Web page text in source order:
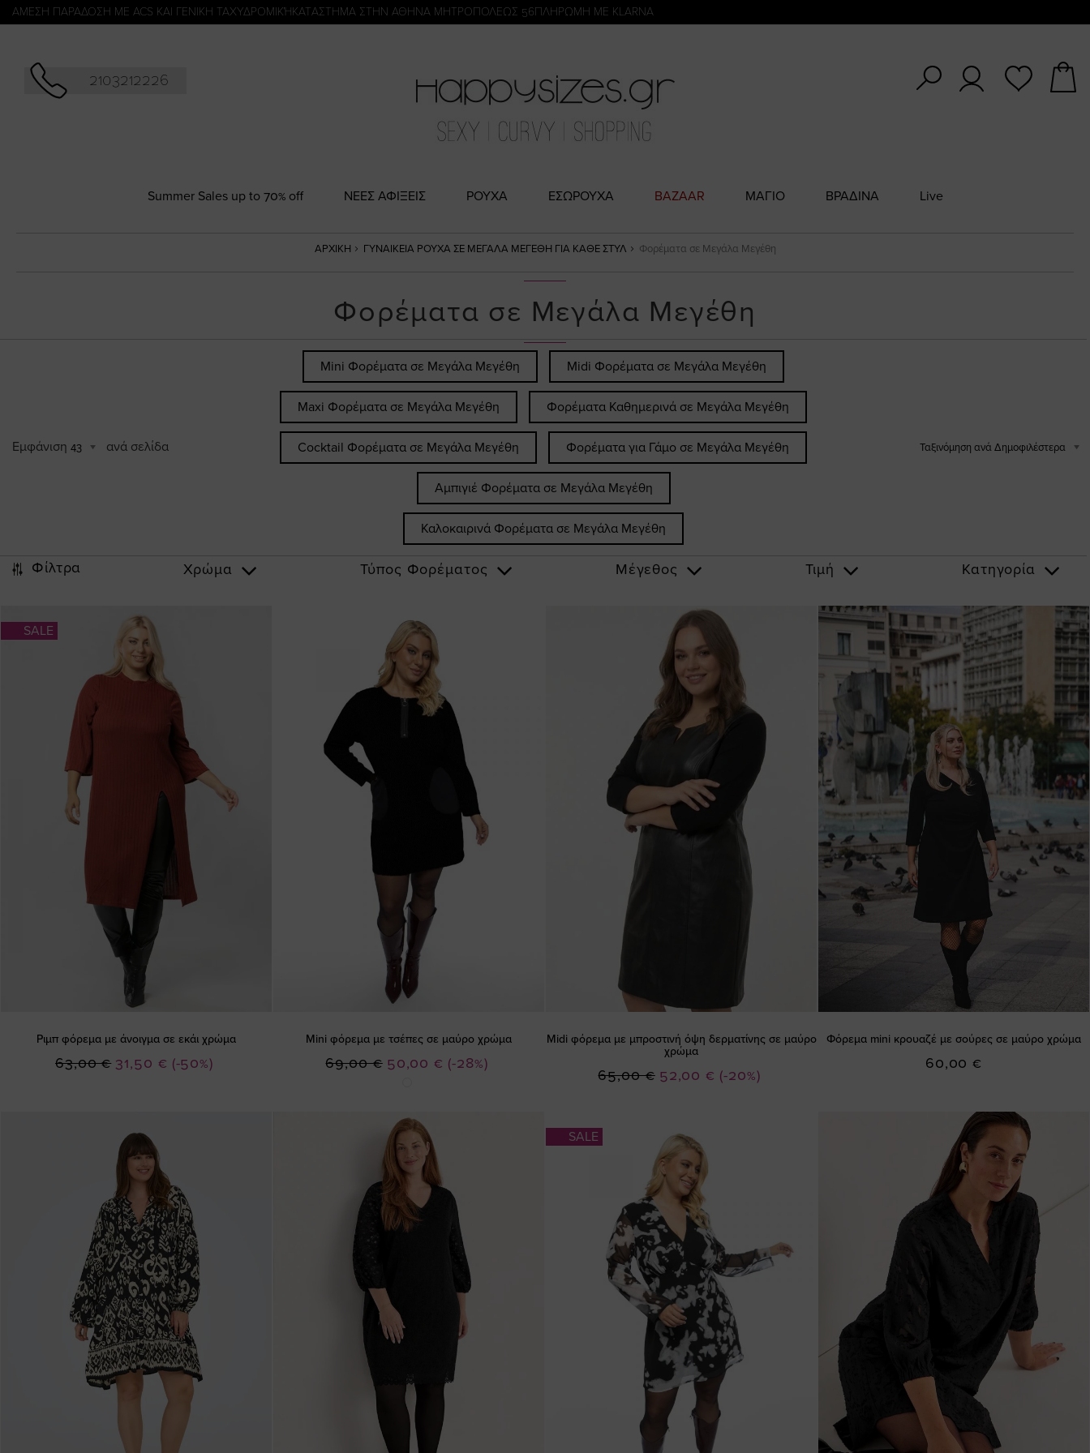
ΑΜΕΣΗ ΠΑΡΑΔΟΣΗ ΜΕ ACS ΚΑΙ ΓΕΝΙΚΗ ΤΑΧΥΔΡΟΜΙΚΉKATΑΣΤΗΜΑ ΣΤΗΝ ΑΘΗΝΑ ΜΗΤΡΟΠΟΛΕΩΣ 56ΠΛΗΡΩΜΗ ΜΕ KLARNA
2103212226
Summer Sales up to 70% off NΕΕΣ ΑΦΙΞΕΙΣ ΡΟΥΧΑ ΕΣΩΡΟΥΧΑ BAZAAR ΜΑΓΙΟ ΒΡΑΔΙΝΑ Live
ΑΡΧΙΚΉ ΓΥΝΑΙΚΕΊΑ ΡΟΎΧΑ ΣΕ ΜΕΓΆΛΑ ΜΕΓΈΘΗ ΓΙΑ ΚΆΘΕ ΣΤΥΛ Φορέματα σε Μεγάλα Μεγέθη
Φορέματα σε Μεγάλα Μεγέθη
Εμφάνιση 43 ανά σελίδα
Mini Φορέματα σε Μεγάλα Μεγέθη Midi Φορέματα σε Μεγάλα Μεγέθη
Maxi Φορέματα σε Μεγάλα Μεγέθη Φορέματα Καθημερινά σε Μεγάλα Μεγέθη
Cocktail Φορέματα σε Μεγάλα Μεγέθη Φορέματα για Γάμο σε Μεγάλα Μεγέθη
Αμπιγιέ Φορέματα σε Μεγάλα Μεγέθη
Καλοκαιρινά Φορέματα σε Μεγάλα Μεγέθη
Ταξινόμηση ανά Δημοφιλέστερα
Φίλτρα Χρώμα Τύπος Φορέματος Μέγεθος Τιμή Κατηγορία
SALE
Ριμπ φόρεμα με άνοιγμα σε εκάι χρώμα
(-50%)
Ειδική
31,50 €
63,00 €
Mini φόρεμα με τσέπες σε μαύρο χρώμα
(-28%)
Ειδική
50,00 €
69,00 €
Midi φόρεμα με μπροστινή όψη δερματίνης σε μαύρο
χρώμα
(-20%)
Ειδική
52,00 €
65,00 €
Φόρεμα mini κρουαζέ με σούρες σε μαύρο χρώμα
60,00 €
SALE
Αναζήτηση